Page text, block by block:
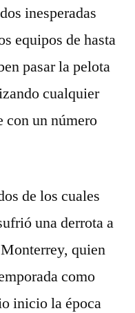
inesperadas
equipos de hasta
pasar la pelota
cualquier
con un número
de los cuales
una derrota a
quien
como
inicio la época